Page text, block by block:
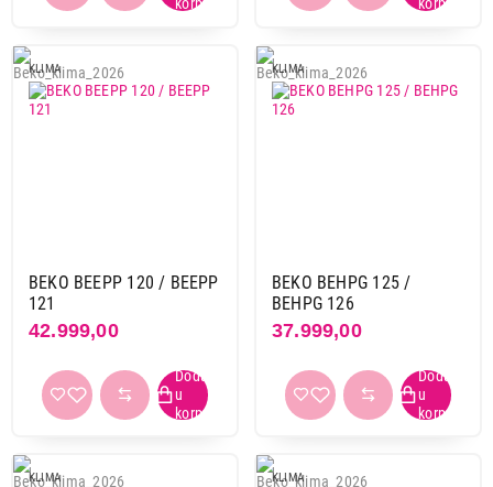
KLIMA
BEKO BEEPP 120 / BEEPP
121
42.999,00
KLIMA
BEKO BEHPG 125 /
BEHPG 126
37.999,00
KLIMA KLIMA
49.999,00
SAMSUNG AR12TXHQASINEU - AR3500
Proizvod je dodat u korpu.